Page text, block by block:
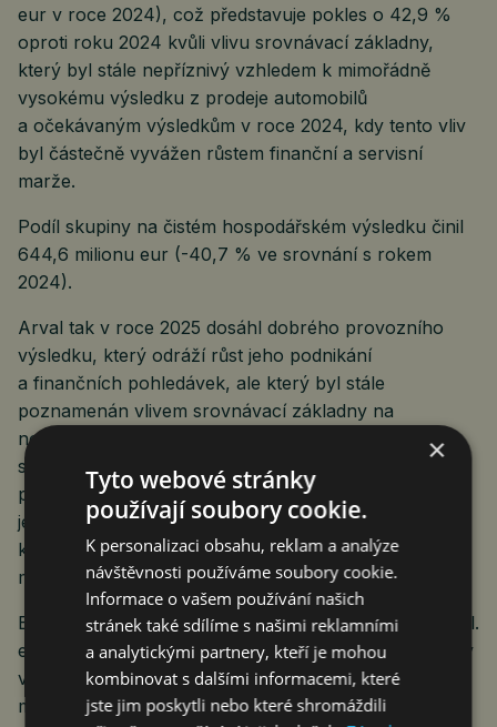
eur v roce 2024), což představuje pokles o 42,9 %
oproti roku 2024 kvůli vlivu srovnávací základny,
který byl stále nepříznivý vzhledem k mimořádně
vysokému výsledku z prodeje automobilů
a očekávaným výsledkům v roce 2024, kdy tento vliv
byl částečně vyvážen růstem finanční a servisní
marže.
Podíl skupiny na čistém hospodářském výsledku činil
644,6 milionu eur (-40,7 % ve srovnání s rokem
2024).
Arval tak v roce 2025 dosáhl dobrého provozního
výsledku, který odráží růst jeho podnikání
a finančních pohledávek, ale který byl stále
poznamenán vlivem srovnávací základny na
normalizaci výsledku prodeje automobilů. Vliv
srovnávací základy ve druhé polovině roku výrazně
poklesl. Výsledky společnosti Arval svědčí o úspěchu
jejího obchodního modelu dlouhodobého leasingu,
který je podpořen diverzifikací zákaznické základny,
mezinárodního působení i produktů.
Bilanční suma na konci prosince 2025 činila 51 491 mil.
eur (47 915 mil. eur na konci prosince 2024). Celkový
vlastní kapitál po rozdělení dividend ve výši 584
milionů eur v první polovině roku 2025 činil na konci
×
Tyto webové stránky
používají soubory cookie.
K personalizaci obsahu, reklam a analýze
návštěvnosti používáme soubory cookie.
Informace o vašem používání našich
stránek také sdílíme s našimi reklamními
a analytickými partnery, kteří je mohou
kombinovat s dalšími informacemi, které
jste jim poskytli nebo které shromáždili